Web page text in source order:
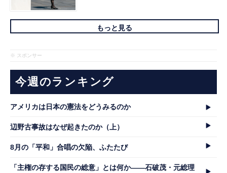
もっと見る
※ スポンサー
今週のランキング
アメリカは日本の憲法をどうみるのか
辺野古事故はなぜ起きたのか（上）
8月の「平和」合唱の欠陥、ふたたび
「主権の存する国民の総意」とは何か――石破茂・元総理